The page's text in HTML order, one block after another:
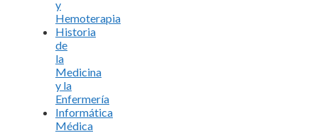
y
Hemoterapia
Historia
de
la
Medicina
y la
Enfermería
Informática
Médica